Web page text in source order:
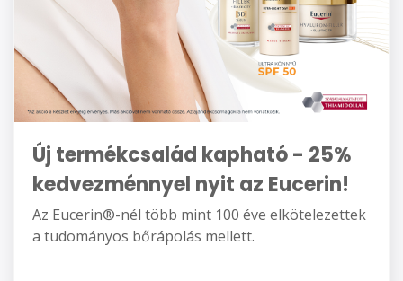
Új termékcsalád kapható - 25%
kedvezménnyel nyit az Eucerin!
Az Eucerin®-nél több mint 100 éve elkötelezettek
a tudományos bőrápolás mellett.